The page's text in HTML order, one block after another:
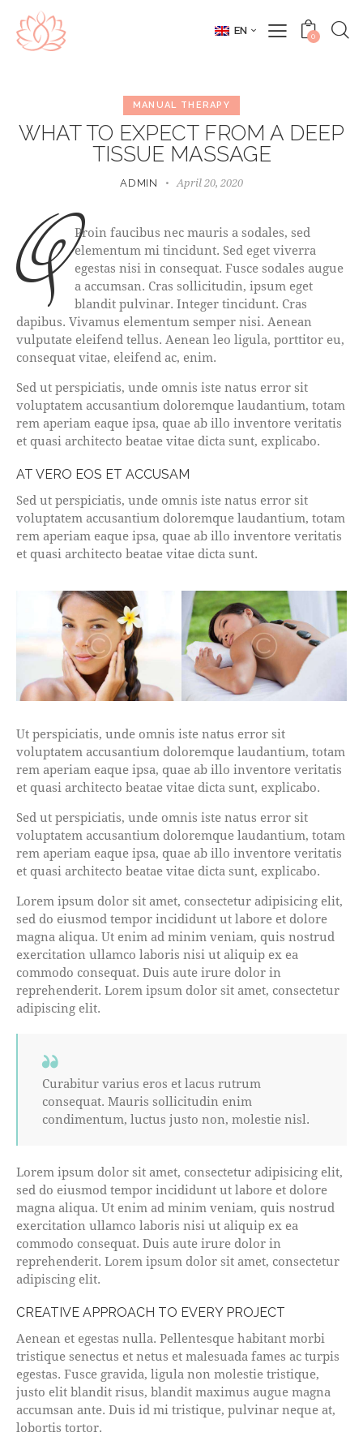
EN 0
MANUAL THERAPY
WHAT TO EXPECT FROM A DEEP
TISSUE MASSAGE
ADMIN April 20, 2020
q
Proin faucibus nec mauris a sodales, sed
elementum mi tincidunt. Sed eget viverra
egestas nisi in consequat. Fusce sodales augue
a accumsan. Cras sollicitudin, ipsum eget
blandit pulvinar. Integer tincidunt. Cras
dapibus. Vivamus elementum semper nisi. Aenean
vulputate eleifend tellus. Aenean leo ligula, porttitor eu,
consequat vitae, eleifend ac, enim.
Sed ut perspiciatis, unde omnis iste natus error sit
voluptatem accusantium doloremque laudantium, totam
rem aperiam eaque ipsa, quae ab illo inventore veritatis
et quasi architecto beatae vitae dicta sunt, explicabo.
AT VERO EOS ET ACCUSAM
Sed ut perspiciatis, unde omnis iste natus error sit
voluptatem accusantium doloremque laudantium, totam
rem aperiam eaque ipsa, quae ab illo inventore veritatis
et quasi architecto beatae vitae dicta sunt.
Ut perspiciatis, unde omnis iste natus error sit
voluptatem accusantium doloremque laudantium, totam
rem aperiam eaque ipsa, quae ab illo inventore veritatis
et quasi architecto beatae vitae dicta sunt, explicabo.
Sed ut perspiciatis, unde omnis iste natus error sit
voluptatem accusantium doloremque laudantium, totam
rem aperiam eaque ipsa, quae ab illo inventore veritatis
et quasi architecto beatae vitae dicta sunt, explicabo.
Lorem ipsum dolor sit amet, consectetur adipisicing elit,
sed do eiusmod tempor incididunt ut labore et dolore
magna aliqua. Ut enim ad minim veniam, quis nostrud
exercitation ullamco laboris nisi ut aliquip ex ea
commodo consequat. Duis aute irure dolor in
reprehenderit. Lorem ipsum dolor sit amet, consectetur
adipiscing elit.
Curabitur varius eros et lacus rutrum
consequat. Mauris sollicitudin enim
condimentum, luctus justo non, molestie nisl.
Lorem ipsum dolor sit amet, consectetur adipisicing elit,
sed do eiusmod tempor incididunt ut labore et dolore
magna aliqua. Ut enim ad minim veniam, quis nostrud
exercitation ullamco laboris nisi ut aliquip ex ea
commodo consequat. Duis aute irure dolor in
reprehenderit. Lorem ipsum dolor sit amet, consectetur
adipiscing elit.
CREATIVE APPROACH TO EVERY PROJECT
Aenean et egestas nulla. Pellentesque habitant morbi
tristique senectus et netus et malesuada fames ac turpis
egestas. Fusce gravida, ligula non molestie tristique,
justo elit blandit risus, blandit maximus augue magna
accumsan ante. Duis id mi tristique, pulvinar neque at,
lobortis tortor.